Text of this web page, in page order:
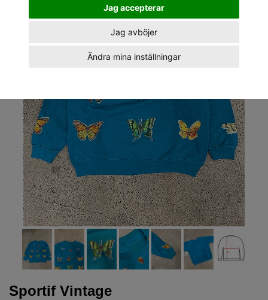
Jag accepterar
Jag avböjer
Ändra mina inställningar
Sportif Vintage